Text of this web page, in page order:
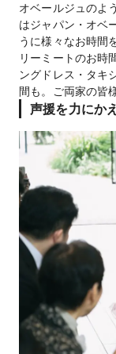
オベールジュのよ
はジャパン・オベ
うに様々なお時間
リーミートのお時
ングドレス・タキ
間も。ご両家の皆
声援を力にか